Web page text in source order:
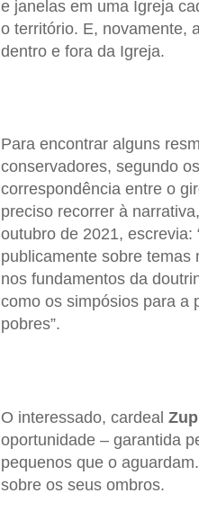
e janelas em uma Igreja
o território. E, novamente,
dentro e fora da Igreja.
Para encontrar alguns
conservadores, segundo
correspondência entre o
preciso recorrer à
outubro de 2021, escrevia:
publicamente sobre temas
nos fundamentos da
como os simpósios para a
pobres”.
O interessado, cardeal
oportunidade – garantida
pequenos que o
sobre os seus ombros.